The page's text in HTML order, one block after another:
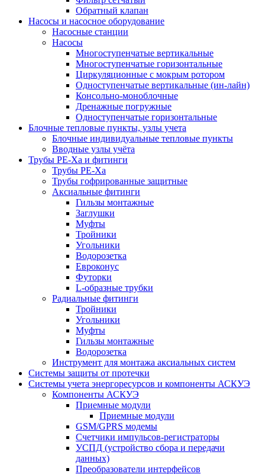
Обратный клапан
Насосы и насосное оборудование
Насосные станции
Насосы
Многоступенчатые вертикальные
Многоступенчатые горизонтальные
Циркуляционные с мокрым ротором
Одноступенчатые вертикальные (ин-лайн)
Консольно-моноблочные
Дренажные погружные
Одноступенчатые горизонтальные
Блочные тепловые пункты, узлы учета
Блочные индивидуальные тепловые пункты
Вводные узлы учёта
Трубы РЕ-Ха и фитинги
Трубы РЕ-Ха
Трубы гофрированные защитные
Аксиальные фитинги
Гильзы монтажные
Заглушки
Муфты
Тройники
Угольники
Водорозетка
Евроконус
Футорки
L-образные трубки
Радиальные фитинги
Тройники
Угольники
Муфты
Гильзы монтажные
Водорозетка
Инструмент для монтажа аксиальных систем
Системы защиты от протечки
Системы учета энергоресурсов и компоненты АСКУЭ
Компоненты АСКУЭ
Приемные модули
Приемные модули
GSM/GPRS модемы
Счетчики импульсов-регистраторы
УСПД (устройство сбора и передачи
данных)
Преобразователи интерфейсов